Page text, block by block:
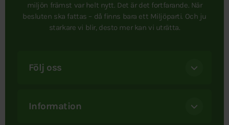
miljön främst var helt nytt. Det är det fortfarande. När
besluten ska fattas – då finns bara ett Miljöparti. Och ju
starkare vi blir, desto mer kan vi uträtta.
Följ oss
Information